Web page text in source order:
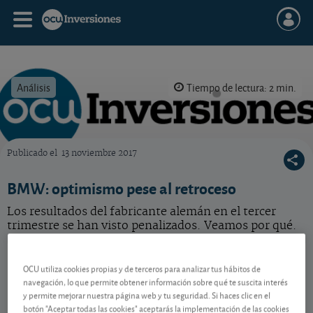
Análisis Tiempo de lectura: 2 min.
Publicado el 13 noviembre 2017
BMW: optimismo pese al retroceso
Los resultados del fabricante alemán en el tercer
trimestre se han visto penalizados. Veamos por qué.
DE0005190003
06/08/2026 Fráncfort
-
OCU utiliza cookies propias y de terceros para analizar tus hábitos de
navegación, lo que permite obtener información sobre qué te suscita interés
y permite mejorar nuestra página web y tu seguridad. Si haces clic en el
botón "Aceptar todas las cookies" aceptarás la implementación de las cookies